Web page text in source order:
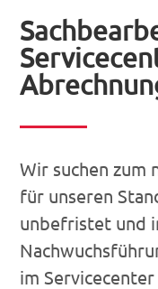
Wir suchen zum
für unseren
unbefristet und
im